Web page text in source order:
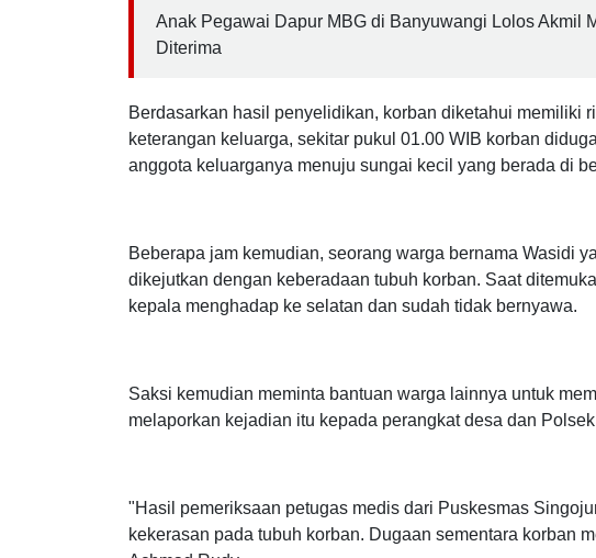
Baca Juga :
Diterima
Berdasarkan hasil penyelidikan, korban diketahui memiliki
Beberapa jam kemudian, seorang warga bernama Wasidi